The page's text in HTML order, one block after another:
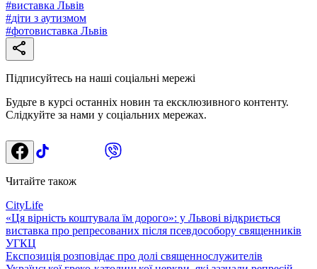
#виставка Львів
#діти з аутизмом
#фотовиставка Львів
Підписуйтесь на наші соціальні мережі
Будьте в курсі останніх новин та ексклюзивного контенту.
Слідкуйте за нами у соціальних мережах.
Читайте також
CityLife
«Ця вірність коштувала їм дорого»: у Львові відкриється
виставка про репресованих після псевдособору священників
УГКЦ
Експозиція розповідає про долі священнослужителів